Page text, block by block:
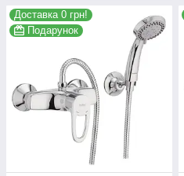
Доставка 0 грн!
Подарунок